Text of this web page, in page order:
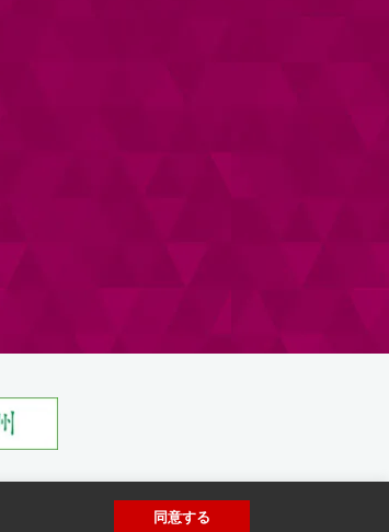
同意する